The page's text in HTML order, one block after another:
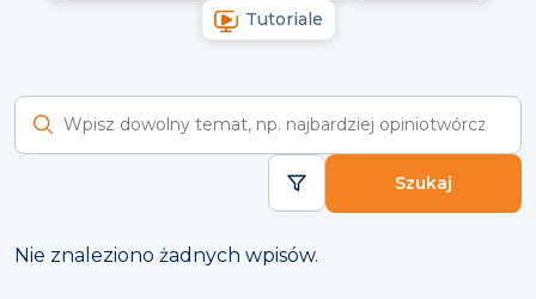
Tutoriale
Szukaj
Nie znaleziono żadnych wpisów.